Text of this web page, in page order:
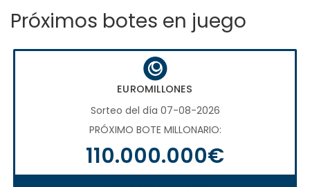
Próximos botes en juego
EUROMILLONES
Sorteo del día 07-08-2026
PRÓXIMO BOTE MILLONARIO:
110.000.000€